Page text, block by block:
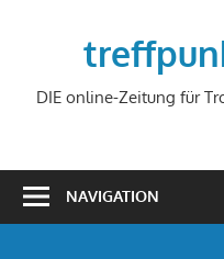
DIE online-Zeitung für
NAVIGATION